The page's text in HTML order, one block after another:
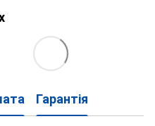
Гарантія